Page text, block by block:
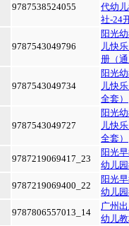
9787538524055
代幼
社-24
9787543049796
阳光
儿快
册（
9787543049734
阳光
儿快
全套）
9787543049727
阳光
儿快
全套）
9787219069417_23
阳光
幼儿
9787219069400_22
阳光
幼儿
9787806557013_14
广州
幼儿